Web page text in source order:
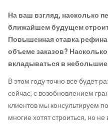
На ваш взгляд, насколько
ближайшем будущем
Повышенная ставка
объеме заказов?
вкладываться в
В этом году точно все будет
сейчас, с возобновлением
клиентов мы консультируем
многие хотят строиться, но